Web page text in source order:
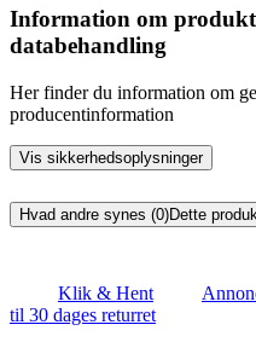
Information om
databehandling
Her finder du information om
producentinformation
Vis sikkerhedsoplysninger
Hvad andre synes (0)Dette
Klik & Hent
til 30 dages returret